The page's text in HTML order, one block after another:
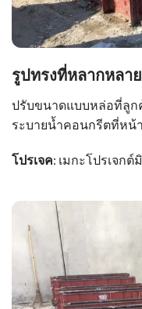
รูปทรงที่หลากหลาย
ปรับขนาดแบบหล่อที่ลูก
ระบายน้ำคอนกรีตที่หน้
โปรเจค: เมกะโปรเจก